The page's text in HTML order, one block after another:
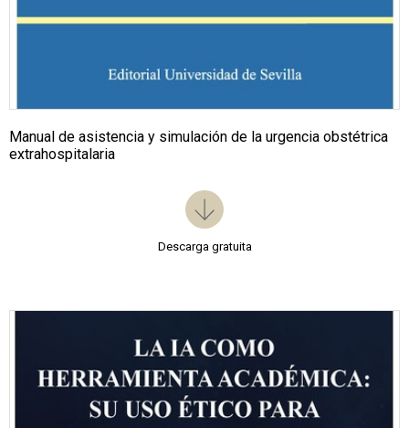
Manual de asistencia y simulación de la urgencia obstétrica
extrahospitalaria
Descarga gratuita